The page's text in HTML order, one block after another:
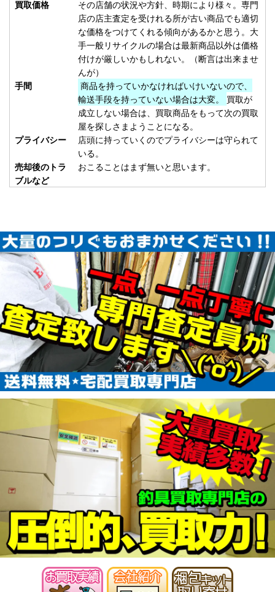
plamo20260124-
（2026/02/28迄）
ホンデックス PS-610C-WP ワカ
サギパック 魚探 未使用
釣具買取クーポン
plamo20260124-
（2026/02/28迄）
28,500円
2026/01/24
ホンデックス PS-501CN 魚探 未
釣具買取クーポン
plamo20260124-
05 （2026/02/28迄）
15,000円
ABU カーディナル33 CDL 未使用
57,000円
ABU カーディナル3X express 未
使用
釣具買取クーポンturi20260117-
（2026/01/31迄）
45,000円
2026/01/17
ABU カーディナル3BD CDL 未使
用
釣具買取クーポン turi20260117-
03（2026/01/31迄）
42,500円
2026/01/17
ABU カーディナル3 BRX 未使用
釣具買取クーポンturi20260117-
04（2026/01/31迄）
33,000円
2026/01/17
ABU カーディナル4X 未使用
釣具買取クーポン
turi20260117-
（2026/01/31迄）
27,000円
2026/01/17
シマノ ヘラ竿 飛天弓 閃光G 30尺
未使用
釣具買取クーポン
turi20260110-
01（2026/01/31迄）
35,000円
2026/01/10
シマノ ヘラ竿 飛天弓 閃光R 24尺
未使用
釣具買取クーポンturi20260110-
（2026/01/31迄）
33,500円
2026/01/10
シマノ ヘラ竿 普天元 獅子吼 10.5
33,500円
買取価格
その店舗の状況や方針、時期により様々。専門
店の店主査定を受けれる所が古い商品でも適切
な価格をつけてくれる傾向があるかと思う。大
手一般リサイクルの場合は最新商品以外は価格
付けが厳しいかもしれない。（断言は出来ませ
んが）
手間
商品を持っていかなければいけいないので、
輸送手段を持っていない場合は大変。 買取が
成立しない場合は、買取商品をもって次の買取
屋を探しさまようことになる。
プライバシー
店頭に持っていくのでプライバシーは守られて
いる。
売却後のトラ
ブルなど
おこることはまず無いと思います。